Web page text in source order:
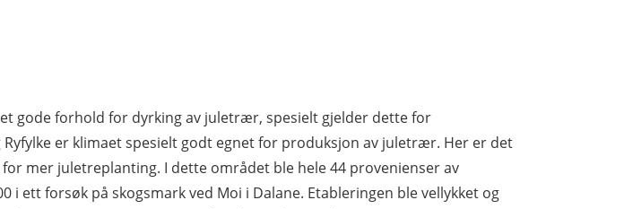
gode forhold for dyrking av juletrær, spesielt gjelder dette for
Ryfylke er klimaet spesielt godt egnet for produksjon av juletrær. Her er det
mer juletreplanting. I dette området ble hele 44 provenienser av
i ett forsøk på skogsmark ved Moi i Dalane. Etableringen ble vellykket og